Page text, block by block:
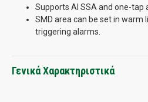
Supports AI SSA and one-tap
SMD area can be set in
triggering alarms.
Γενικά Χαρακτηριστικά